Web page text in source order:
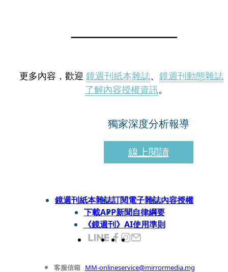
更多內容，歡迎 鏡週刊紙本雜誌、 鏡週刊動態雜誌
了解內容授權資訊。
獨家深度分析報導
線上閱讀
鏡週刊紙本雜誌訂閱電子雜誌內容授權
下載APP新聞自律綱要
《鏡週刊》AI使用準則
客服信箱 MM-onlineservice@mirrormedia.mg